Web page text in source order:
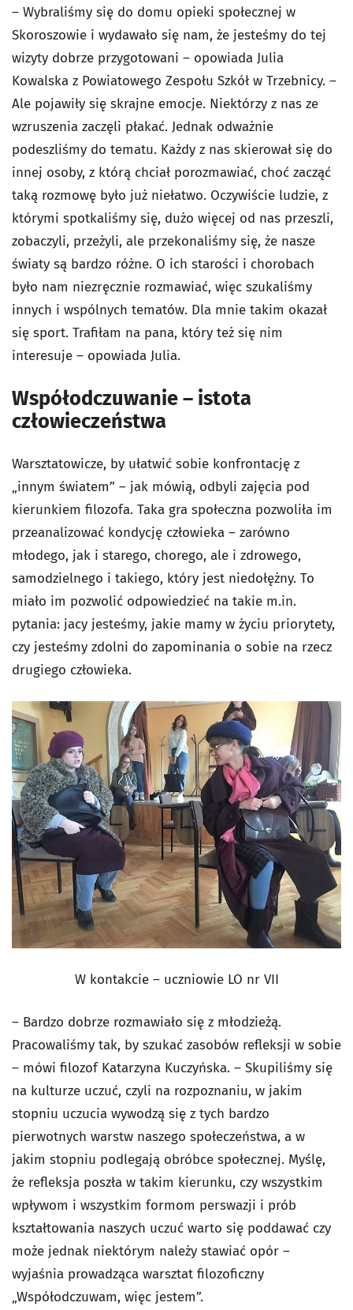
– Wybraliśmy się do domu opieki społecznej w
Skoroszowie i wydawało się nam, że jesteśmy do tej
wizyty dobrze przygotowani – opowiada Julia
Kowalska z Powiatowego Zespołu Szkół w Trzebnicy. –
Ale pojawiły się skrajne emocje. Niektórzy z nas ze
wzruszenia zaczęli płakać. Jednak odważnie
podeszliśmy do tematu. Każdy z nas skierował się do
innej osoby, z którą chciał porozmawiać, choć zacząć
taką rozmowę było już niełatwo. Oczywiście ludzie, z
którymi spotkaliśmy się, dużo więcej od nas przeszli,
zobaczyli, przeżyli, ale przekonaliśmy się, że nasze
światy są bardzo różne. O ich starości i chorobach
było nam niezręcznie rozmawiać, więc szukaliśmy
innych i wspólnych tematów. Dla mnie takim okazał
się sport. Trafiłam na pana, który też się nim
interesuje – opowiada Julia.
Współodczuwanie – istota
człowieczeństwa
Warsztatowicze, by ułatwić sobie konfrontację z
„innym światem” – jak mówią, odbyli zajęcia pod
kierunkiem filozofa. Taka gra społeczna pozwoliła im
przeanalizować kondycję człowieka – zarówno
młodego, jak i starego, chorego, ale i zdrowego,
samodzielnego i takiego, który jest niedołężny. To
miało im pozwolić odpowiedzieć na takie m.in.
pytania: jacy jesteśmy, jakie mamy w życiu priorytety,
czy jesteśmy zdolni do zapominania o sobie na rzecz
drugiego człowieka.
W kontakcie – uczniowie LO nr VII
– Bardzo dobrze rozmawiało się z młodzieżą.
Pracowaliśmy tak, by szukać zasobów refleksji w sobie
– mówi filozof Katarzyna Kuczyńska. – Skupiliśmy się
na kulturze uczuć, czyli na rozpoznaniu, w jakim
stopniu uczucia wywodzą się z tych bardzo
pierwotnych warstw naszego społeczeństwa, a w
jakim stopniu podlegają obróbce społecznej. Myślę,
że refleksja poszła w takim kierunku, czy wszystkim
wpływom i wszystkim formom perswazji i prób
kształtowania naszych uczuć warto się poddawać czy
może jednak niektórym należy stawiać opór –
wyjaśnia prowadząca warsztat filozoficzny
„Współodczuwam, więc jestem”.